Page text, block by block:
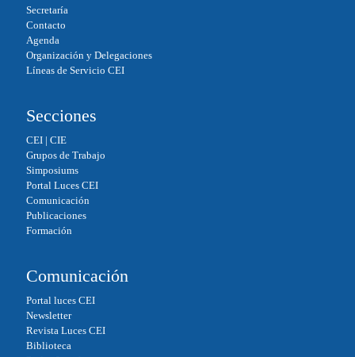
Secretaría
Contacto
Agenda
Organización y Delegaciones
Líneas de Servicio CEI
Secciones
CEI| CIE
Grupos de Trabajo
Simposiums
Portal Luces CEI
Comunicación
Publicaciones
Formación
Comunicación
Portal luces CEI
Newsletter
Revista Luces CEI
Biblioteca